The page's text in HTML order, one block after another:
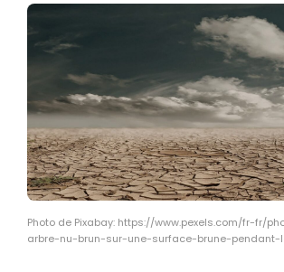
Photo de Pixabay: https://www.pexels.com/fr-fr/
arbre-nu-brun-sur-une-surface-brune-